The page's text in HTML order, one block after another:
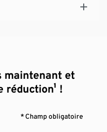
maintenant et
réduction¹ !
* Champ obligatoire